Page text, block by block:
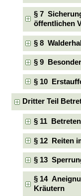
§ 7
öffentlichen
§ 8
§ 9
§ 10
Dritter Teil
§ 11
§ 12 Reiten
§ 13
§ 14
Kräutern